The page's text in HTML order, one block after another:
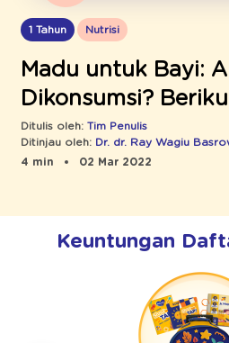
1 Tahun Nutrisi
Madu untuk Bayi:
Dikonsumsi?
Ditulis oleh: Tim Penulis
Ditinjau oleh: Dr. dr. Ray Wagiu
4 min
02 Mar 2022
Keuntungan